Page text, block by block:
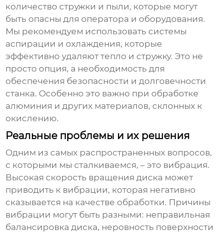
количество стружки и пыли, которые могут
быть опасны для оператора и оборудования.
Мы рекомендуем использовать системы
аспирации и охлаждения, которые
эффективно удаляют тепло и стружку. Это не
просто опция, а необходимость для
обеспечения безопасности и долговечности
станка. Особенно это важно при обработке
алюминия и других материалов, склонных к
окислению.
Реальные проблемы и их решения
Одним из самых распространенных вопросов,
с которыми мы сталкиваемся, – это вибрация.
Высокая скорость вращения диска может
приводить к вибрации, которая негативно
сказывается на качестве обработки. Причины
вибрации могут быть разными: неправильная
балансировка диска, неровность поверхности